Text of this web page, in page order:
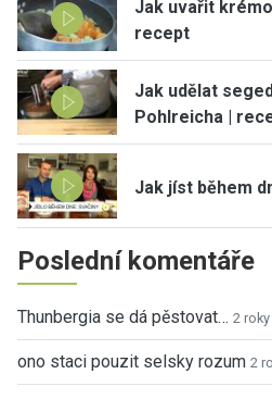
Jak uvařit
recept
Jak udělat
Pohlreicha |
Jak jíst během
Poslední komentáře
Thunbergia se dá pěstovat… 2
ono staci pouzit selsky rozum 2